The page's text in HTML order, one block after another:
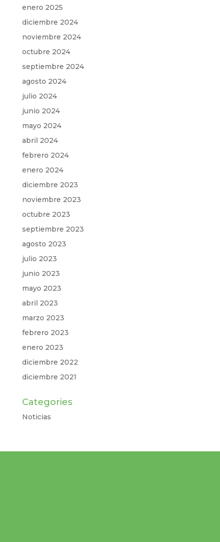
enero 2025
diciembre 2024
noviembre 2024
octubre 2024
septiembre 2024
agosto 2024
julio 2024
junio 2024
mayo 2024
abril 2024
febrero 2024
enero 2024
diciembre 2023
noviembre 2023
octubre 2023
septiembre 2023
agosto 2023
julio 2023
junio 2023
mayo 2023
abril 2023
marzo 2023
febrero 2023
enero 2023
diciembre 2022
diciembre 2021
Categories
Noticias